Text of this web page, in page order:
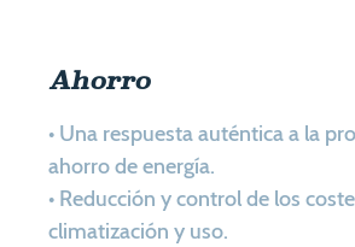
Ahorro
• Una respuesta auténtica a la
ahorro de energía.
• Reducción y control de los
climatización y uso.